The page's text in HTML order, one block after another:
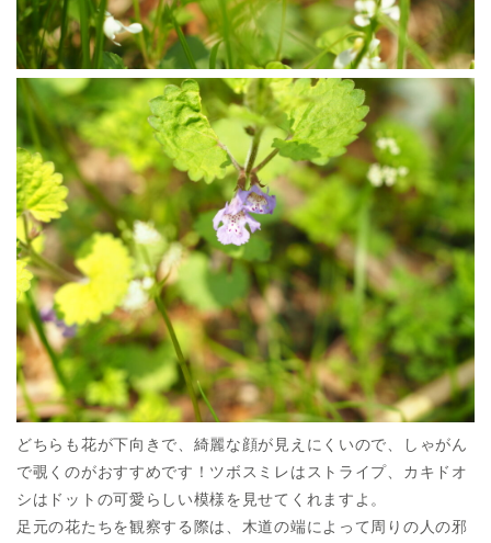
どちらも花が下向きで、綺麗な顔が見えにくいので、しゃがん
で覗くのがおすすめです！ツボスミレはストライプ、カキドオ
シはドットの可愛らしい模様を見せてくれますよ。
足元の花たちを観察する際は、木道の端によって周りの人の邪